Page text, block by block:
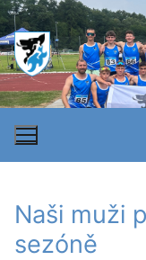
Přeskočit
na
obsah
Naši muži
sezóně